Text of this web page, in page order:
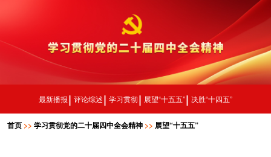
最新播报 评论综述 学习贯彻 展望“十五五” 决胜“十四五”
首页 >> 学习贯彻党的二十届四中全会精神 >> 展望“十五五”